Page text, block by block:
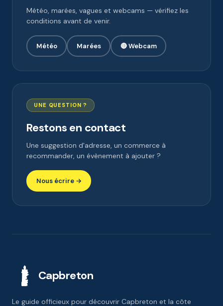
Météo, marées, vagues et webcams — vérifiez les
conditions avant de venir.
Météo Marées 🔴 Webcam
UNE QUESTION ?
Restons en contact
Une suggestion d'adresse, un commerce à
recommander, un évènement à ajouter ?
Nous écrire →
Capbreton
Le guide officieux pour découvrir Capbreton et la côte